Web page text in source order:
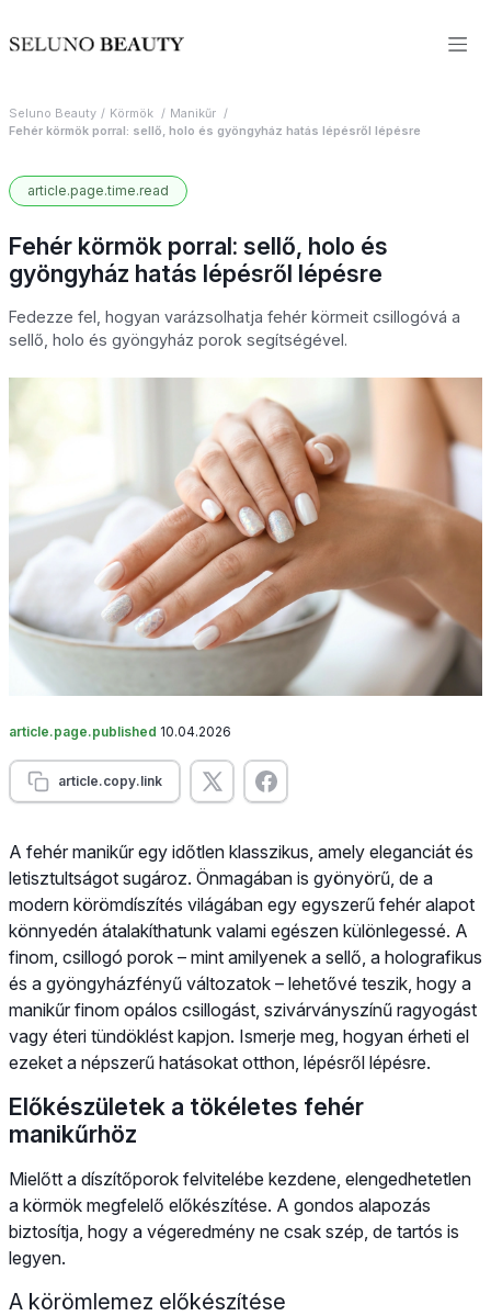
Seluno Beauty Körmök
Manikűr
Fehér körmök porral: sellő, holo és gyöngyház hatás lépésről lépésre
article.page.time.read
Fehér körmök porral: sellő, holo és
gyöngyház hatás lépésről lépésre
Fedezze fel, hogyan varázsolhatja fehér körmeit csillogóvá a
sellő, holo és gyöngyház porok segítségével.
article.page.published 10.04.2026
article.copy.link
A fehér manikűr egy időtlen klasszikus, amely eleganciát és
letisztultságot sugároz. Önmagában is gyönyörű, de a
modern körömdíszítés világában egy egyszerű fehér alapot
könnyedén átalakíthatunk valami egészen különlegessé. A
finom, csillogó porok – mint amilyenek a sellő, a holografikus
és a gyöngyházfényű változatok – lehetővé teszik, hogy a
manikűr finom opálos csillogást, szivárványszínű ragyogást
vagy éteri tündöklést kapjon. Ismerje meg, hogyan érheti el
ezeket a népszerű hatásokat otthon, lépésről lépésre.
Előkészületek a tökéletes fehér
manikűrhöz
Mielőtt a díszítőporok felvitelébe kezdene, elengedhetetlen
a körmök megfelelő előkészítése. A gondos alapozás
biztosítja, hogy a végeredmény ne csak szép, de tartós is
legyen.
A körömlemez előkészítése